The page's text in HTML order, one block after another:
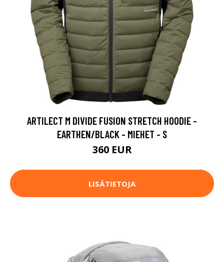
ARTILECT M DIVIDE FUSION STRETCH HOODIE -
EARTHEN/BLACK - MIEHET - S
360 EUR
LISÄTIETOJA